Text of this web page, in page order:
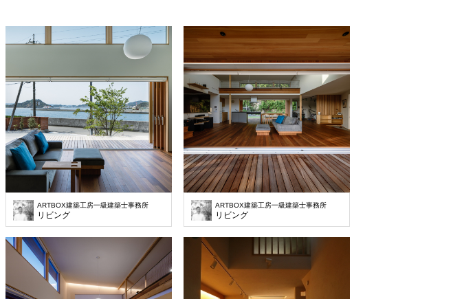
ARTBOX建築工房一級建築士事務所
リビング
ARTBOX建築工房一級建築士事務所
リビング